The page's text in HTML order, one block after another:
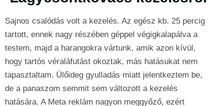
Sajnos csalódás volt a kezelés. Az egész kb. 25 percig
tartott, ennek nagy részében géppel végigkalapálva a
testem, majd a harangokra vártunk, amik azon kívül,
hogy tartós véraláfutást okoztak, más hatásukat nem
tapasztaltam. Ülőideg gyulladás miatt jelentkeztem be,
de a panaszom semmit sem változott a kezelés
hatására. A Meta reklám nagyon meggyőző, ezért